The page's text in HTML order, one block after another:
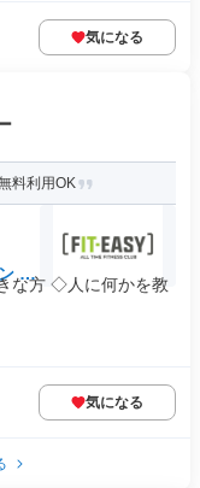
気になる
料利用OK
60
な方 ◇人に何かを教
気になる